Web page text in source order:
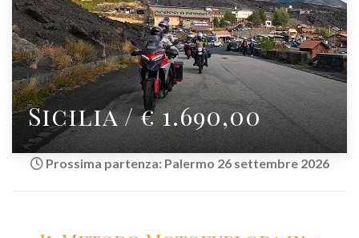
Sicilia / € 1.690,00
Prossima partenza: Palermo 26 settembre 2026